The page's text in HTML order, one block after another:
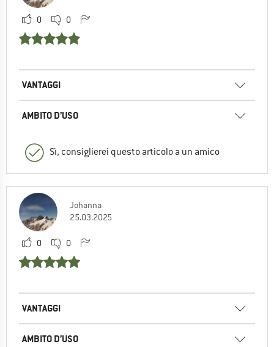
0 0
VANTAGGI
AMBITO D’USO
Sì, consiglierei questo articolo a un amico
Johanna
25.03.2025
0 0
VANTAGGI
AMBITO D’USO